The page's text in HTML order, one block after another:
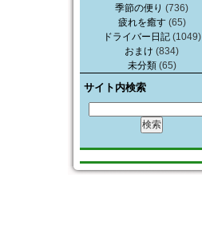
季節の便り (736)
疲れを癒す(65)
ドライバー日記(1049)
おまけ (834)
未分類(65)
サイト内検索